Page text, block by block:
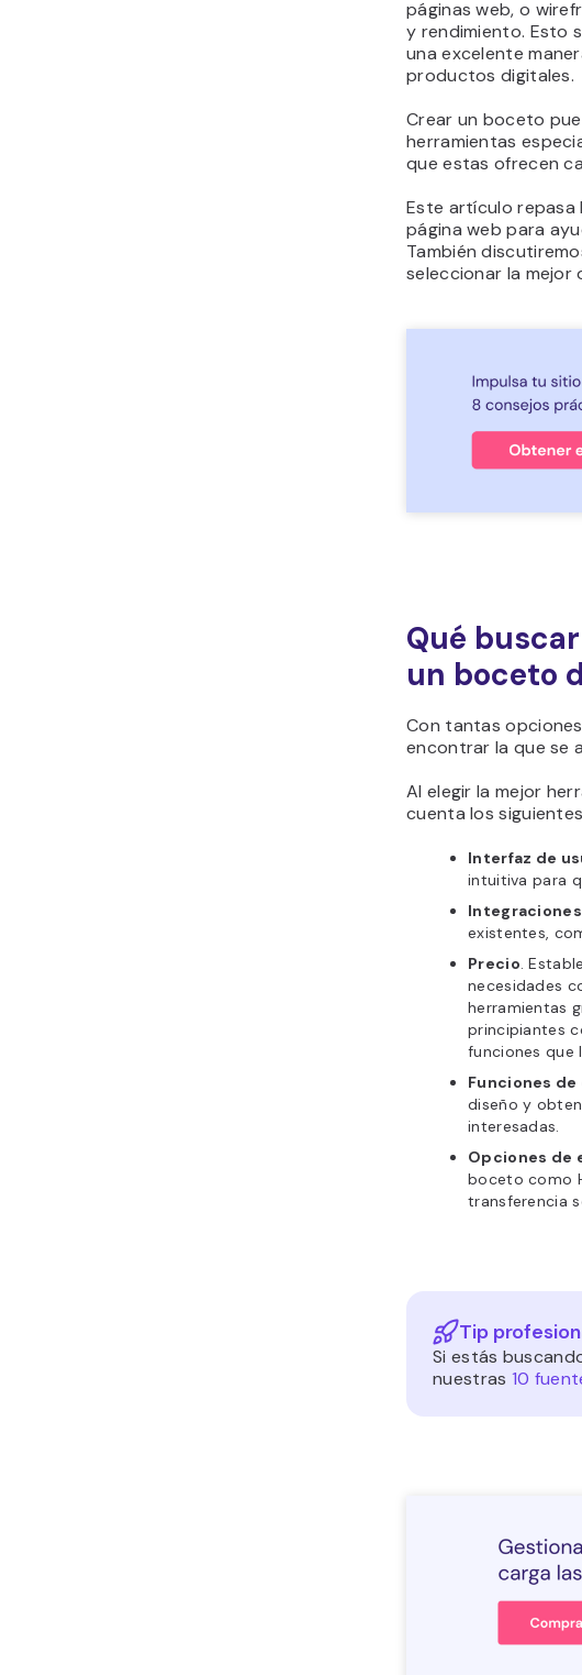
páginas web, o
y rendimiento. Esto
una excelente
productos digitales.
Crear un boceto
herramientas
que estas ofrecen
Este artículo repasa
página web para
También
seleccionar la mejor
Qué
un boceto
Con tantas
encontrar la que se
Al elegir la mejor
cuenta los
Interfaz de
intuitiva para
Integraciones
existentes,
Precio.
necesidades
herramientas
principiantes
funciones que
Funciones
diseño y
interesadas.
Opciones de
boceto como
transferencia
Tip
Si estás
nuestras 10